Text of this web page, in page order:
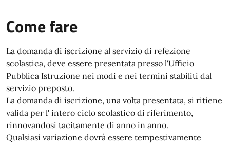
Come fare
La domanda di iscrizione al servizio di refezione
scolastica, deve essere presentata presso l'Ufficio
Pubblica Istruzione nei modi e nei termini stabiliti dal
servizio preposto.
La domanda di iscrizione, una volta presentata, si ritiene
valida per l' intero ciclo scolastico di riferimento,
rinnovandosi tacitamente di anno in anno.
Qualsiasi variazione dovrà essere tempestivamente